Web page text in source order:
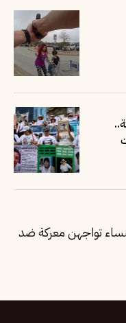
تواجهن معركة ضد